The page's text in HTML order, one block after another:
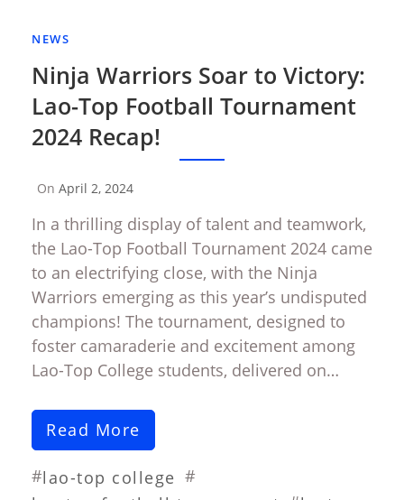
NEWS
Ninja Warriors Soar to Victory:
Lao-Top Football Tournament
2024 Recap!
By
Sompasong
Vongthavone
On April 2, 2024
In a thrilling display of talent and teamwork,
the Lao-Top Football Tournament 2024 came
to an electrifying close, with the Ninja
Warriors emerging as this year’s undisputed
champions! The tournament, designed to
foster camaraderie and excitement among
Lao-Top College students, delivered on…
Read More
#lao-top college #